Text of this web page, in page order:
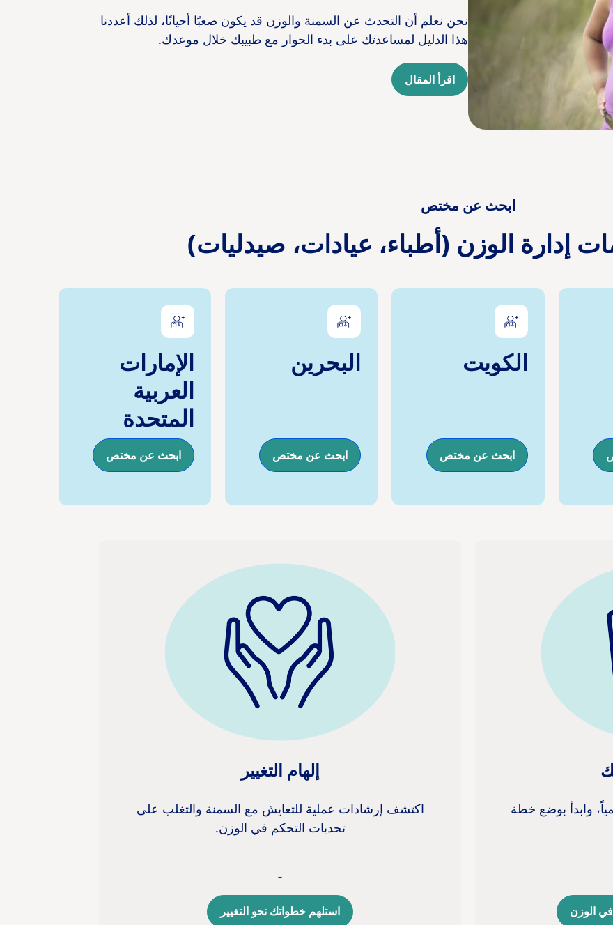
نحن نعلم أن التحدث عن السمنة والوزن قد يكون صعبًا أحيانًا، لذلك أعددنا
هذا الدليل لمساعدتك على بدء الحوار مع طبيبك خلال موعدك.
اقرأ المقال
ابحث عن مختص
إدارة الوزن (أطباء، عيادات، صيدليات)
الكويت
ابحث عن مختص
البحرين
ابحث عن مختص
الإمارات
العربية
المتحدة
ابحث عن مختص
وابدأ بوضع خطة
في الوزن
إلهام التغيير
اكتشف إرشادات عملية للتعايش مع السمنة والتغلب على
تحديات التحكم في الوزن.
استلهم خطواتك نحو التغيير